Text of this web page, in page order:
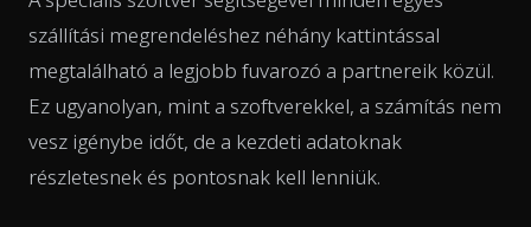
szállítási megrendeléshez néhány kattintással
megtalálható a legjobb fuvarozó a partnereik közül.
Ez ugyanolyan, mint a szoftverekkel, a számítás nem
vesz igénybe időt, de a kezdeti adatoknak
részletesnek és pontosnak kell lenniük.